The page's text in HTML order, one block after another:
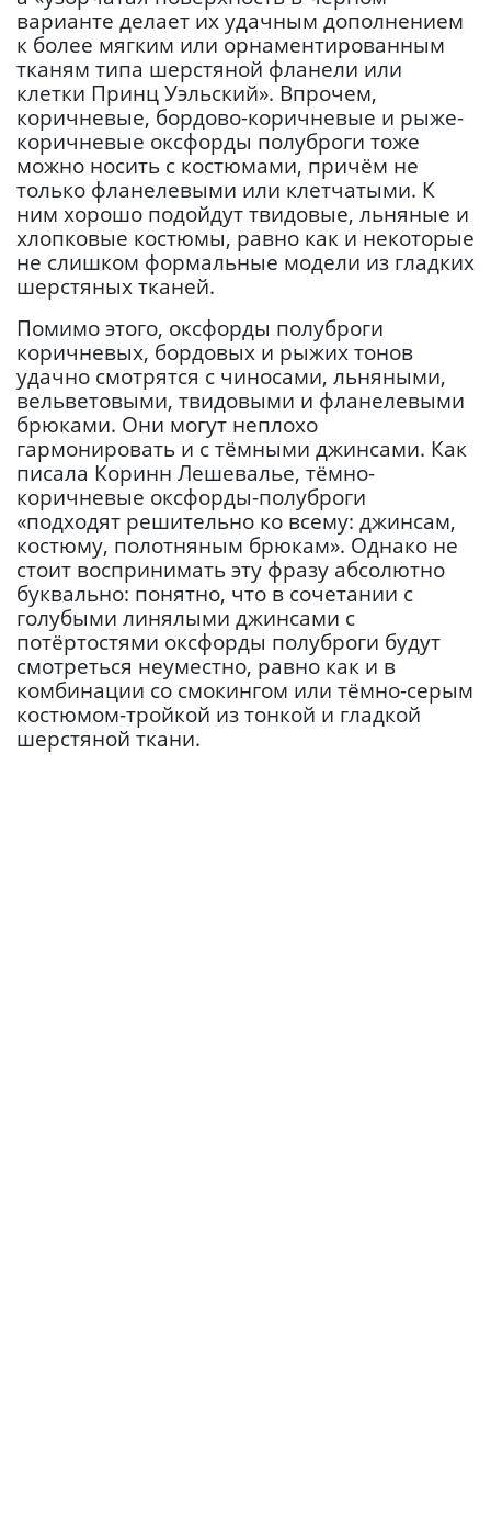
варианте делает их удачным дополнением
к более мягким или орнаментированным
тканям типа шерстяной фланели или
клетки Принц Уэльский». Впрочем,
коричневые, бордово-коричневые и рыже-
коричневые оксфорды полуброги тоже
можно носить с костюмами, причём не
только фланелевыми или клетчатыми. К
ним хорошо подойдут твидовые, льняные и
хлопковые костюмы, равно как и некоторые
не слишком формальные модели из гладких
шерстяных тканей.
Помимо этого, оксфорды полуброги
коричневых, бордовых и рыжих тонов
удачно смотрятся с чиносами, льняными,
вельветовыми, твидовыми и фланелевыми
брюками. Они могут неплохо
гармонировать и с тёмными джинсами. Как
писала Коринн Лешевалье, тёмно-
коричневые оксфорды-полуброги
«подходят решительно ко всему: джинсам,
костюму, полотняным брюкам». Однако не
стоит воспринимать эту фразу абсолютно
буквально: понятно, что в сочетании с
голубыми линялыми джинсами с
потёртостями оксфорды полуброги будут
смотреться неуместно, равно как и в
комбинации со смокингом или тёмно-серым
костюмом-тройкой из тонкой и гладкой
шерстяной ткани.